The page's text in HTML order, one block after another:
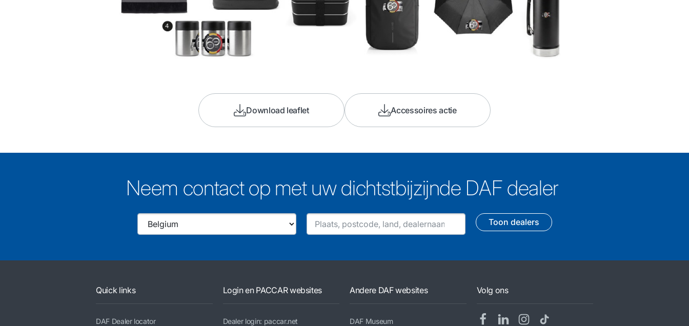
Download leaflet Accessoires actie
Neem contact op met uw dichtstbijzijnde DAF dealer
Toon dealers
Quick links
DAF Dealer locator
Login en PACCAR websites
Dealer login: paccar.net
Andere DAF websites
DAF Museum
Volg ons